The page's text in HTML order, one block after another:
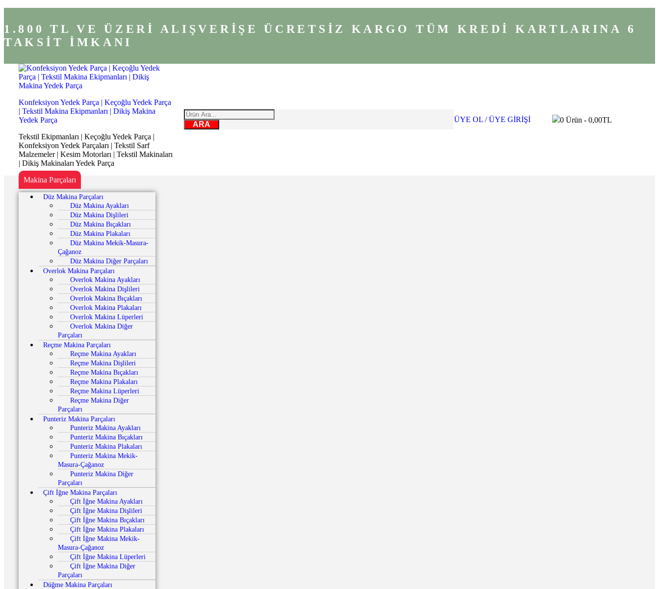
1.800 TL VE ÜZERİ ALIŞVERİŞE ÜCRETSİZ KARGO
TÜM KREDİ KARTLARINA 6
TAKSİT İMKANI
Konfeksiyon Yedek Parça | Keçoğlu Yedek Parça
| Tekstil Makina Ekipmanları | Dikiş Makina
Yedek Parça
Tekstil Ekipmanları | Keçoğlu Yedek Parça |
Konfeksiyon Yedek Parçaları | Tekstil Sarf
Malzemeler | Kesim Motorları | Tekstil Makinaları
| Dikiş Makinaları Yedek Parça
ARA
ÜYE OL / ÜYE GİRİŞİ 0Ürün - 0,00TL
Makina Parçaları
Düz Makina Parçaları
Düz Makina Ayakları
Düz Makina Dişlileri
Düz Makina Bıçakları
Düz Makina Plakaları
Düz Makina Mekik-Masura-
Çağanoz
Düz Makina Diğer Parçaları
Overlok Makina Parçaları
Overlok Makina Ayakları
Overlok Makina Dişlileri
Overlok Makina Bıçakları
Overlok Makina Plakaları
Overlok Makina Lüperleri
Overlok Makina Diğer
Parçaları
Reçme Makina Parçaları
Reçme Makina Ayakları
Reçme Makina Dişlileri
Reçme Makina Bıçakları
Reçme Makina Plakaları
Reçme Makina Lüperleri
Reçme Makina Diğer
Parçaları
Punteriz Makina Parçaları
Punteriz Makina Ayakları
Punteriz Makina Bıçakları
Punteriz Makina Plakaları
Punteriz Makina Mekik-
Masura-Çağanoz
Punteriz Makina Diğer
Parçaları
Çift İğne Makina Parçaları
Çift İğne Makina Ayakları
Çift İğne Makina Dişlileri
Çift İğne Makina Bıçakları
Çift İğne Makina Plakaları
Çift İğne Makina Mekik-
Masura-Çağanoz
Çift İğne Makina Lüperleri
Çift İğne Makina Diğer
Parçaları
Düğme Makina Parçaları